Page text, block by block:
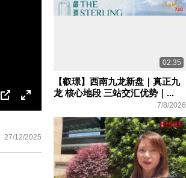
fullscreen
27/12/2025
02:35
【叡璟】西南九龙新盘｜真正九
龙 核心地段 三站交汇优势｜...
7/8/2026